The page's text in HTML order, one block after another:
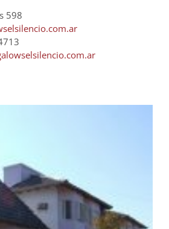
598